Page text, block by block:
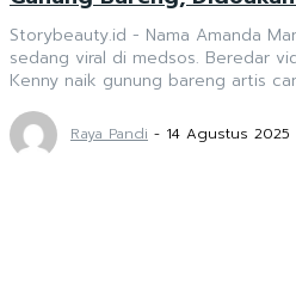
Storybeauty.id - Nama Amanda
sedang viral di medsos. Beredar video yang memperlihatkan
Kenny naik gunung bareng artis
Raya Pandi - 14 Agustus 2025